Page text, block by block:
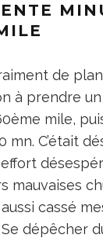
de
à prendre
mile,
mn. C’était
mauvaises
cassé
dépêcher